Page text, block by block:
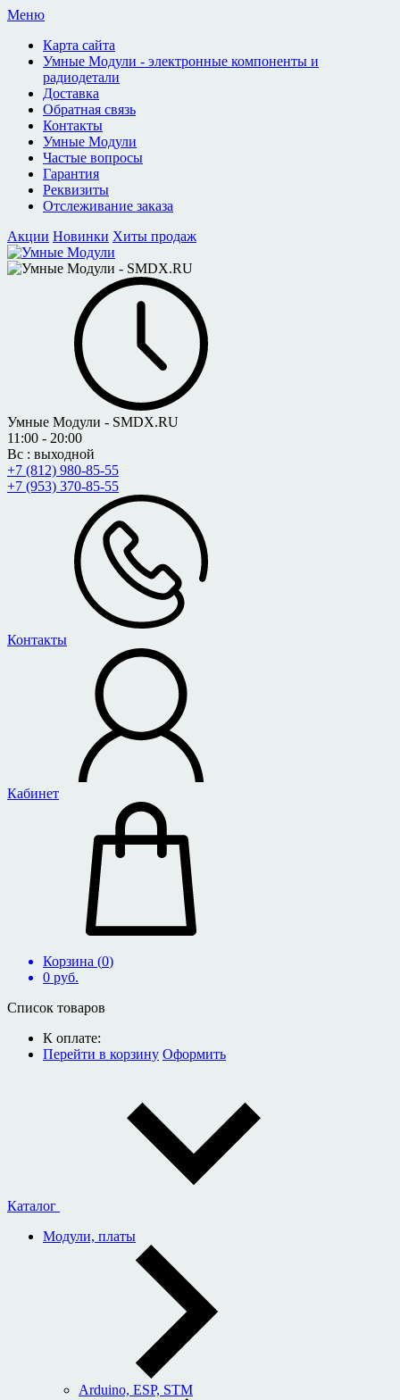
Меню
Карта сайта
Умные Модули - электронные компоненты и
радиодетали
Доставка
Обратная связь
Контакты
Умные Модули
Частые вопросы
Гарантия
Реквизиты
Отслеживание заказа
Акции Новинки Хиты продаж
Умные Модули - SMDX.RU
11:00 - 20:00
Вс : выходной
+7 (812) 980-85-55
+7 (953) 370-85-55
Контакты
Кабинет
Корзина (0)
0 руб.
Список товаров
К оплате:
Перейти в корзину Оформить
Каталог
Модули, платы
Arduino, ESP, STM